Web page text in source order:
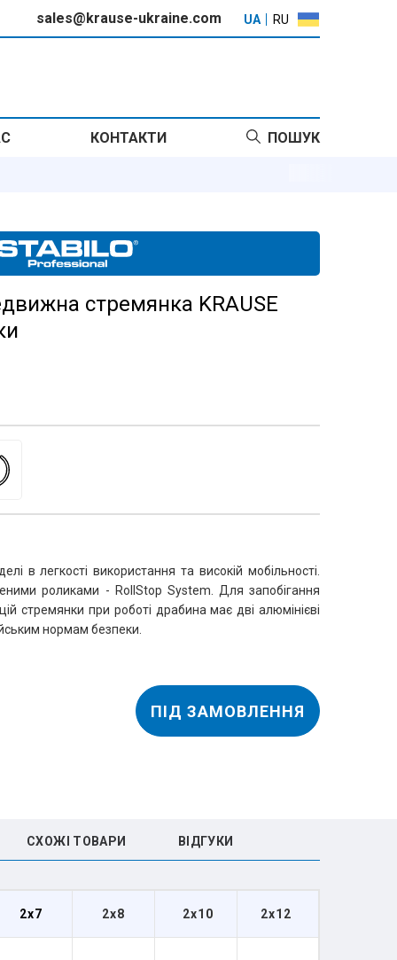
sales@krause-ukraine.com UA RU
КОНТАКТИ ПОШУК
стремянка KRAUSE
в легкості використання та високій мобільності.
роликами - RollStop System. Для запобігання
стремянки при роботі драбина має дві алюмінієві
нормам безпеки.
ПІД ЗАМОВЛЕННЯ
СХОЖІ ТОВАРИ ВIДГУКИ
2x7 2x8 2x10 2x12